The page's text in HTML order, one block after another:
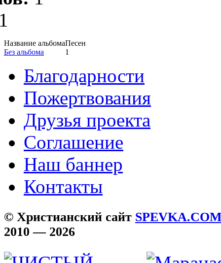
Название альбомаПесен
Без альбома
1
Благодарности
Пожертвования
Друзья проекта
Соглашение
Наш баннер
Контакты
© Христианский сайт
2010 — 2026